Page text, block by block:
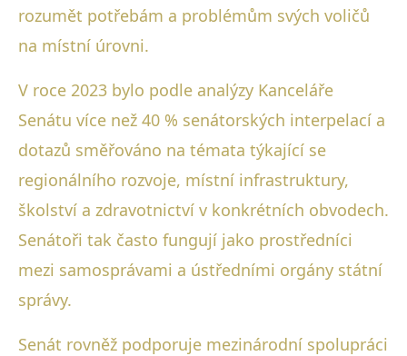
rozumět potřebám a problémům svých voličů
na místní úrovni.
V roce 2023 bylo podle analýzy Kanceláře
Senátu více než 40 % senátorských interpelací a
dotazů směřováno na témata týkající se
regionálního rozvoje, místní infrastruktury,
školství a zdravotnictví v konkrétních obvodech.
Senátoři tak často fungují jako prostředníci
mezi samosprávami a ústředními orgány státní
správy.
Senát rovněž podporuje mezinárodní spolupráci